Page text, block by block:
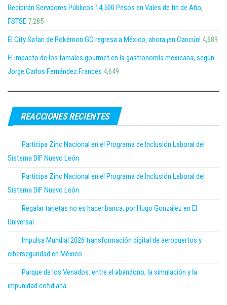
Recibirán Servidores Públicos 14,500 Pesos en Vales de fin de Año,
FSTSE 7,285
El City Safari de Pokémon GO regresa a México, ahora ¡en Cancún! 4,689
El impacto de los tamales gourmet en la gastronomía mexicana, según
Jorge Carlos Fernández Francés 4,649
REACCIONES RECIENTES
Participa Zinc Nacional en el Programa de Inclusión Laboral del
Sistema DIF Nuevo León
Participa Zinc Nacional en el Programa de Inclusión Laboral del
Sistema DIF Nuevo León
Regalar tarjetas no es hacer banca; por Hugo González en El
Universal
Impulsa Mundial 2026 transformación digital de aeropuertos y
ciberseguridad en México
Parque de los Venados: entre el abandono, la simulación y la
impunidad cotidiana